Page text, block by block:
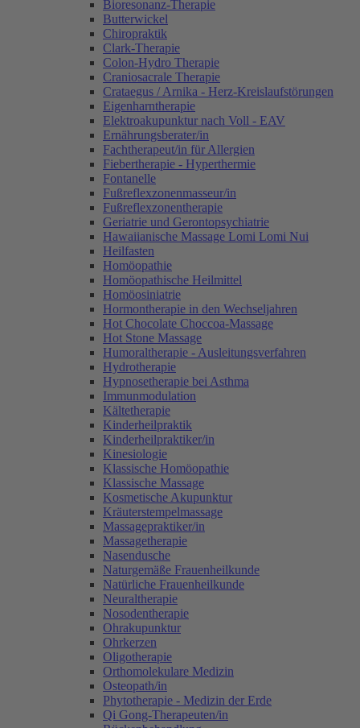
Bioresonanz-Therapie
Butterwickel
Chiropraktik
Clark-Therapie
Colon-Hydro Therapie
Craniosacrale Therapie
Crataegus / Arnika - Herz-Kreislaufstörungen
Eigenharntherapie
Elektroakupunktur nach Voll - EAV
Ernährungsberater/in
Fachtherapeut/in für Allergien
Fiebertherapie - Hyperthermie
Fontanelle
Fußreflexzonenmasseur/in
Fußreflexzonentherapie
Geriatrie und Gerontopsychiatrie
Hawaiianische Massage Lomi Lomi Nui
Heilfasten
Homöopathie
Homöopathische Heilmittel
Homöosiniatrie
Hormontherapie in den Wechseljahren
Hot Chocolate Choccoa-Massage
Hot Stone Massage
Humoraltherapie - Ausleitungsverfahren
Hydrotherapie
Hypnosetherapie bei Asthma
Immunmodulation
Kältetherapie
Kinderheilpraktik
Kinderheilpraktiker/in
Kinesiologie
Klassische Homöopathie
Klassische Massage
Kosmetische Akupunktur
Kräuterstempelmassage
Massagepraktiker/in
Massagetherapie
Nasendusche
Naturgemäße Frauenheilkunde
Natürliche Frauenheilkunde
Neuraltherapie
Nosodentherapie
Ohrakupunktur
Ohrkerzen
Oligotherapie
Orthomolekulare Medizin
Osteopath/in
Phytotherapie - Medizin der Erde
Qi Gong-Therapeuten/in